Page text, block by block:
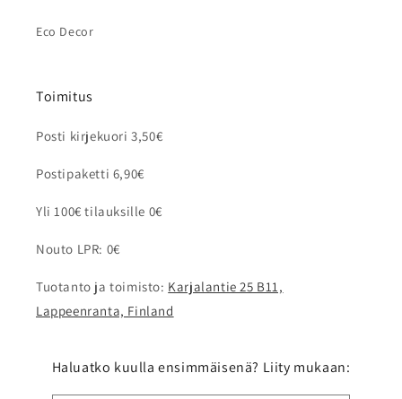
Eco Decor
Toimitus
Posti kirjekuori 3,50€
Postipaketti 6,90€
Yli 100€ tilauksille 0€
Nouto LPR: 0€
Tuotanto ja toimisto: Karjalantie 25 B11,
Lappeenranta, Finland
Haluatko kuulla ensimmäisenä? Liity mukaan: